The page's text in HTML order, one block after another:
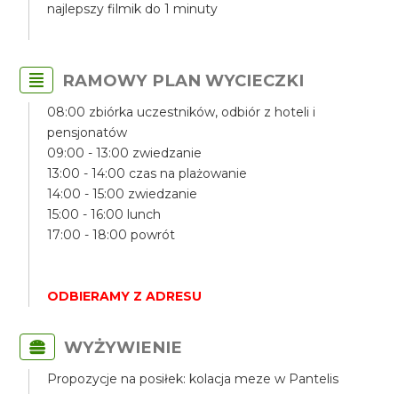
najlepszy filmik do 1 minuty
RAMOWY PLAN WYCIECZKI
08:00 zbiórka uczestników, odbiór z hoteli i
pensjonatów
09:00 - 13:00 zwiedzanie
13:00 - 14:00 czas na plażowanie
14:00 - 15:00 zwiedzanie
15:00 - 16:00 lunch
17:00 - 18:00 powrót
ODBIERAMY Z ADRESU
WYŻYWIENIE
Propozycje na posiłek: kolacja meze w Pantelis